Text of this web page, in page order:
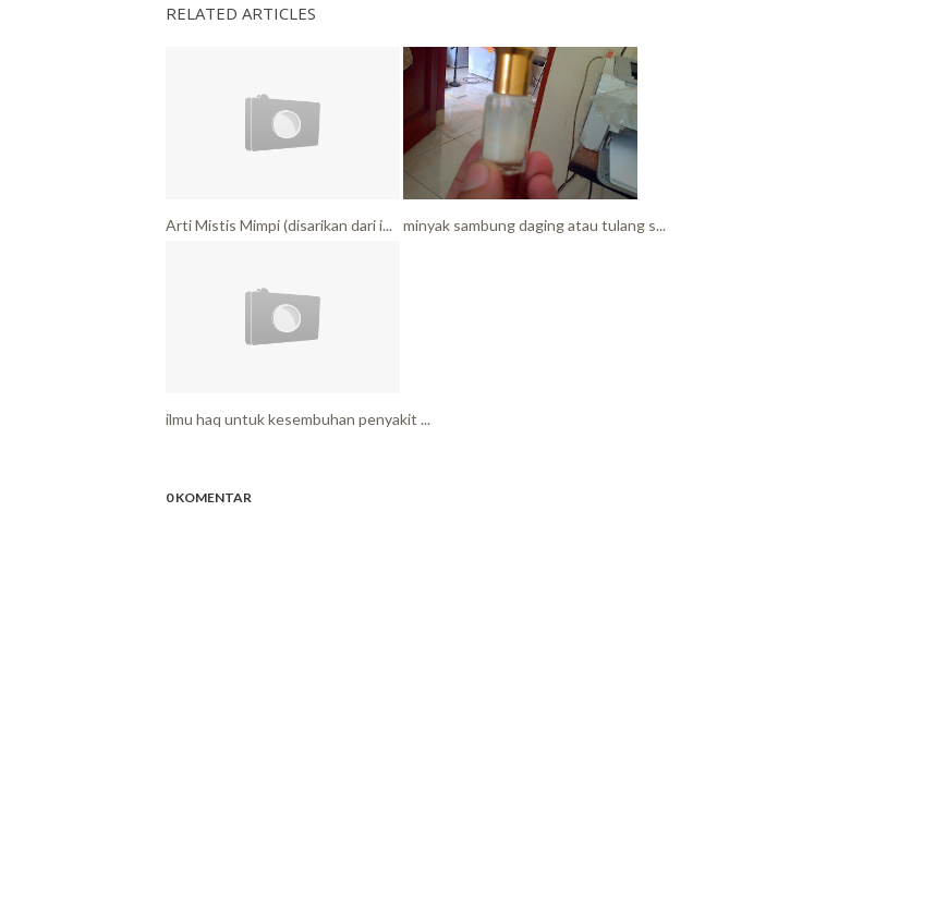
RELATED ARTICLES
Arti Mistis Mimpi (disarikan dari i... minyak sambung daging atau tulang s...
ilmu haq untuk kesembuhan penyakit ...
0 KOMENTAR